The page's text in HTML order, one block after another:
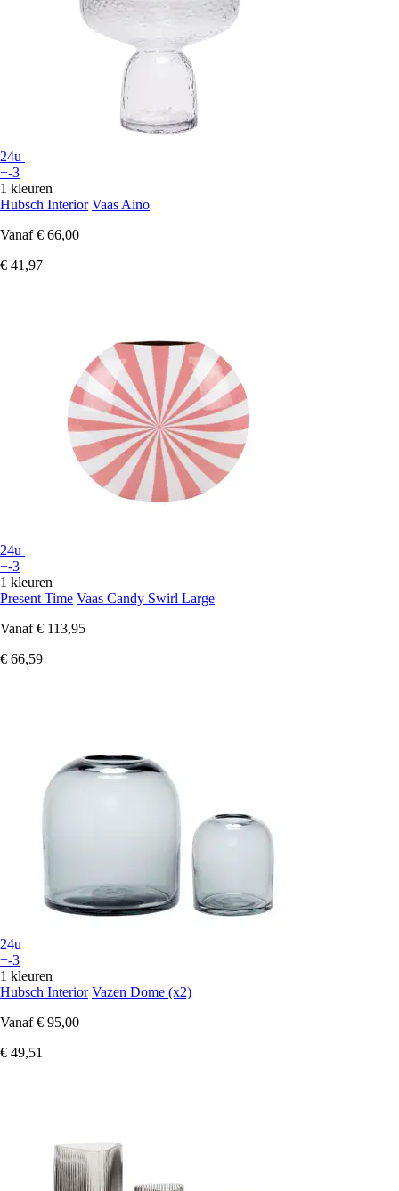
24u
+-3
1 kleuren
Hubsch Interior Vaas Aino
Vanaf € 66,00
€ 41,97
24u
+-3
1 kleuren
Present Time Vaas Candy Swirl Large
Vanaf € 113,95
€ 66,59
24u
+-3
1 kleuren
Hubsch Interior Vazen Dome (x2)
Vanaf € 95,00
€ 49,51